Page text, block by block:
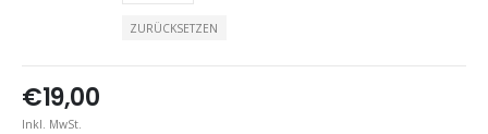
ZURÜCKSETZEN
€19,00
Inkl. MwSt.